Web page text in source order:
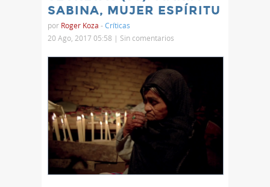
SABINA, MUJER ESPÍRITU
por Roger Koza -Críticas
20 Ago, 2017 05:58 | Sin comentarios